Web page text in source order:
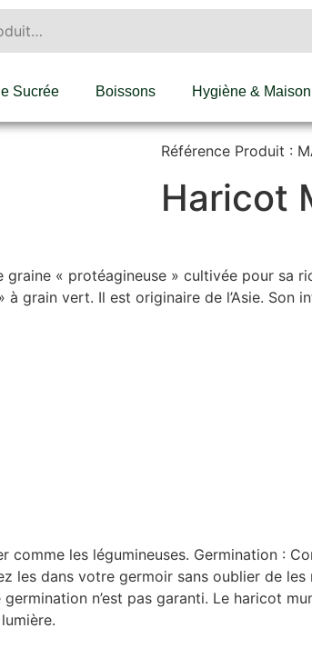
Sucrée Boissons Hygiène & Maison
Référence Produit :
Haricot
« protéagineuse » cultivée pour sa
grain vert. Il est originaire de l’Asie. Son
les légumineuses. Germination :
les dans votre germoir sans oublier de
n’est pas garanti. Le haricot